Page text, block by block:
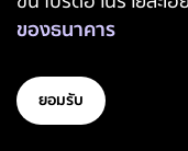
ของธนาคาร
ยอมรับ